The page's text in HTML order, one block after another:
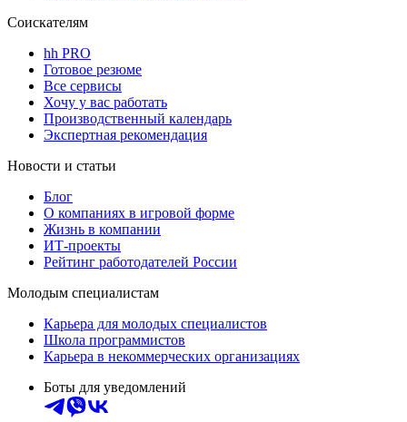
Соискателям
hh PRO
Готовое резюме
Все сервисы
Хочу у вас работать
Производственный календарь
Экспертная рекомендация
Новости и статьи
Блог
О компаниях в игровой форме
Жизнь в компании
ИТ-проекты
Рейтинг работодателей России
Молодым специалистам
Карьера для молодых специалистов
Школа программистов
Карьера в некоммерческих организациях
Боты для уведомлений